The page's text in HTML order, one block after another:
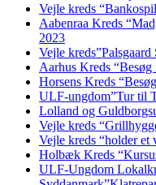
Vejle kreds
Aabenraa Kreds
2023
Vejle
Aarhus Kreds
Horsens Kreds
ULF-ungdom”Tur til
Lolland og
Vejle kreds
Vejle kreds “holder
Holbæk Kreds
ULF-Ungdom